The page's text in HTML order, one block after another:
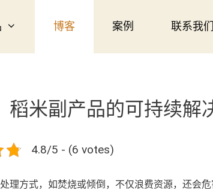
博客 案例 联系我们
稻米副产品的可持续解
4.8/5 - (6 votes)
方式，如焚烧或倾倒，不仅浪费资源，还会